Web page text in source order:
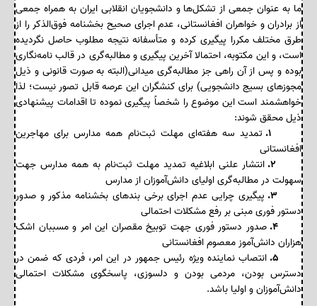
ما به عنوان جمعی از تشکل‌ها و دانشجویان انقلابی ایران به همراه جمعی
از برادران و خواهران افغانستانی، عدم اجرای صحیح بخشنامه فوق‌الذکر را از
طرق مختلف مکررا پیگیری کرده و متأسفانه نتیجه مطلوب حاصل نگردیده
است، و این مکتوبه، احتمالا آخرین پیگیری و مطالبه‌گری در قالب نامه‌نگاری
بوده و پس از آن راهی جز مطالبه‌گری میدانی(البته به صورت قانونی و ذیل
مجوزهای بسیج دانشجویی) برای کنشگران این عرصه قابل تصور نیست؛ لذا
خواهشمند است این موضوع را شخصاً پیگیری نموده تا اقدامات پیشنهادی
ذیل محقق شوند:
۱.
تمدید سه هفته‌ای مهلت ثبت‌نام همه مدارس برای مهاجرین
افغانستانی
انتشار علنی ابلاغیه تمدید مهلت ثبت‌نام به همه مدارس جهت
سهولت در مطالبه‌گری اولیای دانش‌آموزان از مدارس
۳.
پیگیری چرایی عدم اجرای برخی بندهای بخشنامه مذکور و صدور
دستور فوری مبنی بر رفع مشکلات احتمالی
۴.
صدور دستور فوری جهت توبیخ مقصران این امر و مسببان اشک
هزاران دانش‌آموز معصوم افغانستانی
۵.
انتصاب نماینده‌ ویژه رئیس جمهور در این امر، فردی که ضمن در
دسترس بودن، مردمی بودن و دلسوزی، پاسخگوی مشکلات احتمالی
دانش‌آموزان و اولیا باشد.